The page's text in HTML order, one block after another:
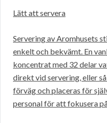
Lätt att servera
Servering av Aromhusets
enkelt och bekvämt. En
koncentrat med 32 delar
direkt vid servering, eller
förväg och placeras för
personal för att fokusera